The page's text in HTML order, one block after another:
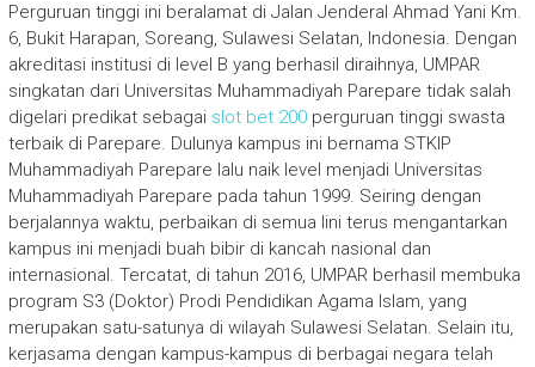
Perguruan tinggi ini beralamat di Jalan Jenderal Ahmad Yani Km.
6, Bukit Harapan, Soreang, Sulawesi Selatan, Indonesia. Dengan
akreditasi institusi di level B yang berhasil diraihnya, UMPAR
singkatan dari Universitas Muhammadiyah Parepare tidak salah
digelari predikat sebagai slot bet 200perguruan tinggi swasta
terbaik di Parepare. Dulunya kampus ini bernama STKIP
Muhammadiyah Parepare lalu naik level menjadi Universitas
Muhammadiyah Parepare pada tahun 1999. Seiring dengan
berjalannya waktu, perbaikan di semua lini terus mengantarkan
kampus ini menjadi buah bibir di kancah nasional dan
internasional. Tercatat, di tahun 2016, UMPAR berhasil membuka
program S3 (Doktor) Prodi Pendidikan Agama Islam, yang
merupakan satu-satunya di wilayah Sulawesi Selatan. Selain itu,
kerjasama dengan kampus-kampus di berbagai negara telah